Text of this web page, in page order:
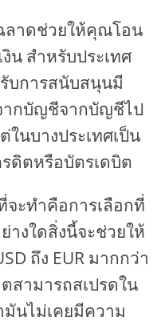
ลาดช่วยให้คุณโอน
น สำหรับประเทศ
บการสนับสนุนมี
ากบัญชีจากบัญชีไป
นบางประเทศเป็น
ดิตหรือบัตรเดบิต
ะทำคือการเลือกที่
างใดสิ่งนี้จะช่วยให้
ถึง EUR มากกว่า
สามารถสเปรดใน
มันไม่เคยมีความ